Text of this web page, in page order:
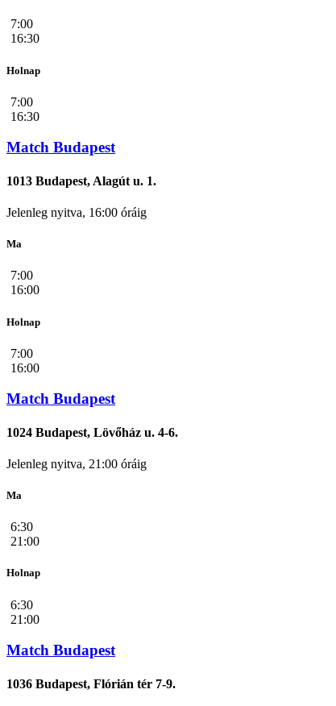
7:00
16:30
Holnap
7:00
16:30
Match Budapest
1013 Budapest, Alagút u. 1.
Jelenleg nyitva, 16:00 óráig
Ma
7:00
16:00
Holnap
7:00
16:00
Match Budapest
1024 Budapest, Lövőház u. 4-6.
Jelenleg nyitva, 21:00 óráig
Ma
6:30
21:00
Holnap
6:30
21:00
Match Budapest
1036 Budapest, Flórián tér 7-9.